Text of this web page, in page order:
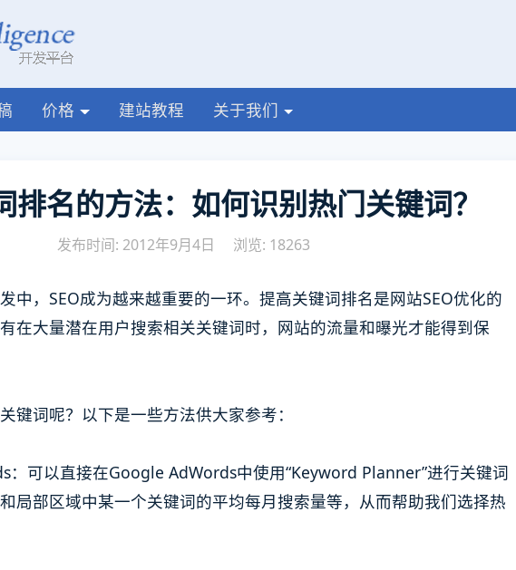
价格 建站教程 关于我们
排名的方法：如何识别热门关键词？
发布时间: 2012年9月4日 浏览: 18263
中，SEO成为越来越重要的一环。提高关键词排名是网站SEO优化的
在大量潜在用户搜索相关关键词时，网站的流量和曝光才能得到保
键词呢？以下是一些方法供大家参考：
：可以直接在Google AdWords中使用“Keyword Planner”进行关键词
局部区域中某一个关键词的平均每月搜索量等，从而帮助我们选择热